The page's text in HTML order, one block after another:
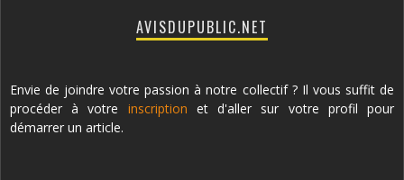
AVISDUPUBLIC.NET
Envie de joindre votre passion à notre collectif ? Il vous suffit de
procéder à votre inscription et d'aller sur votre profil pour
démarrer un article.